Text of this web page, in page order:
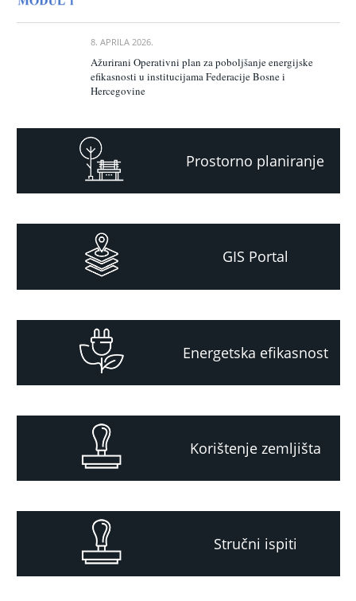
8. APRILA 2026.
Ažurirani Operativni plan za poboljšanje energijske
efikasnosti u institucijama Federacije Bosne i
Hercegovine
Prostorno planiranje
GIS Portal
Energetska efikasnost
Korištenje zemljišta
Stručni ispiti